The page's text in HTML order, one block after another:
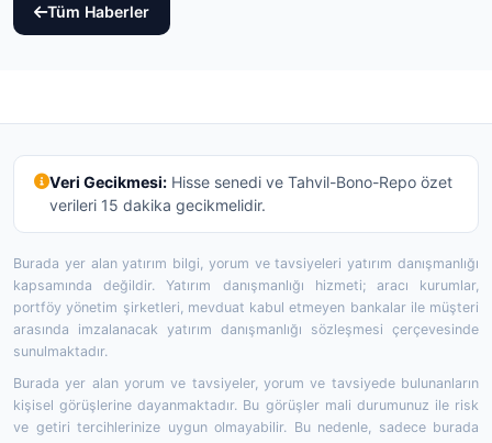
Tüm Haberler
Veri Gecikmesi:Hisse senedi ve Tahvil-Bono-Repo özet
verileri 15 dakika gecikmelidir.
Burada yer alan yatırım bilgi, yorum ve tavsiyeleri yatırım danışmanlığı
kapsamında değildir. Yatırım danışmanlığı hizmeti; aracı kurumlar,
portföy yönetim şirketleri, mevduat kabul etmeyen bankalar ile müşteri
arasında imzalanacak yatırım danışmanlığı sözleşmesi çerçevesinde
sunulmaktadır.
Burada yer alan yorum ve tavsiyeler, yorum ve tavsiyede bulunanların
kişisel görüşlerine dayanmaktadır. Bu görüşler mali durumunuz ile risk
ve getiri tercihlerinize uygun olmayabilir. Bu nedenle, sadece burada